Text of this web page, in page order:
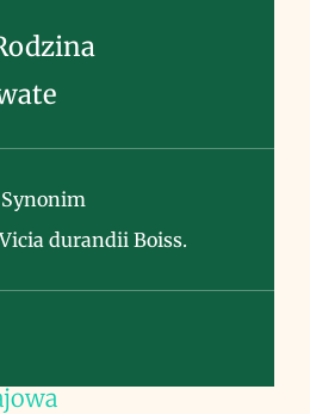
Synonim
durandii Boiss.